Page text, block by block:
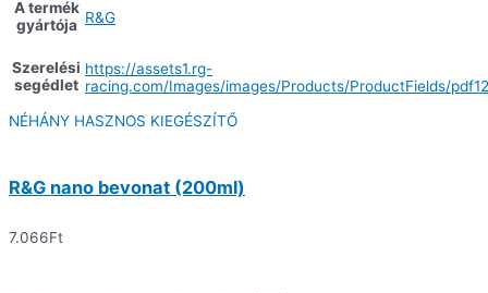
A termék
gyártója R&G
Szerelési
segédlet
https://assets1.rg-
racing.com/Images/images/Products/ProductFields/
NÉHÁNY HASZNOS KIEGÉSZÍTŐ
R&G nano bevonat (200ml)
7.066Ft